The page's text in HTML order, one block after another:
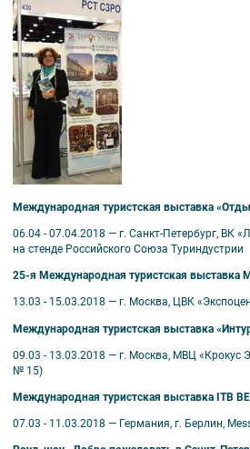
Международная туристская выставка
06.04 - 07.04.2018 — г. Санкт-Петербург, ВК
на стенде Российского Союза Туриндустрии
25-я Международная туристская выставка
13.03 - 15.03.2018 — г. Москва, ЦВК
Международная туристская выставка
09.03 - 13.03.2018 — г. Москва, МВЦ «Крокус
№ 15)
Международная туристская выставка ITB
07.03 - 11.03.2018 — Германия, г. Берлин,